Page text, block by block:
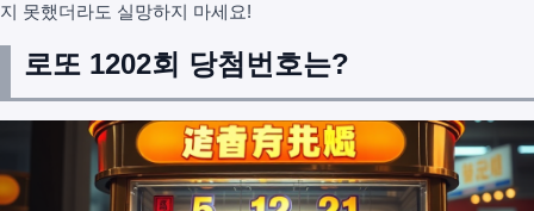
지 못했더라도 실망하지 마세요!
로또 1202회 당첨번호는?